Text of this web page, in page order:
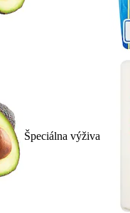
Špeciálna výživa